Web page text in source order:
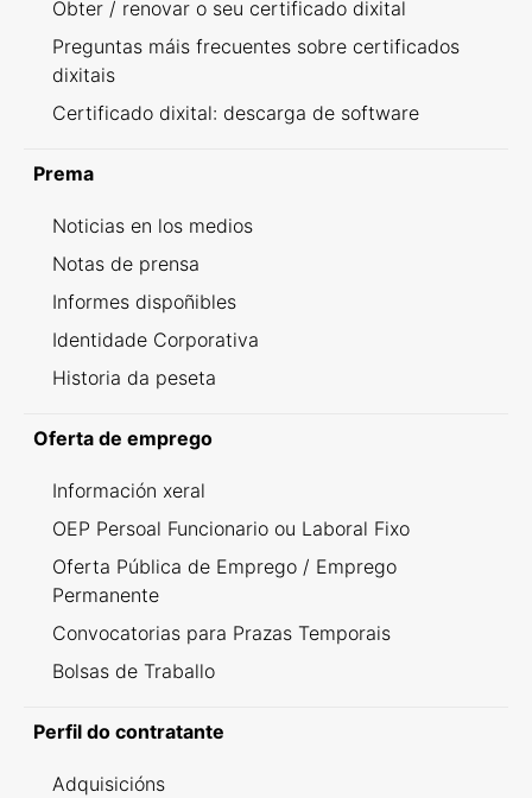
Obter / renovar o seu certificado dixital
Preguntas máis frecuentes sobre certificados
dixitais
Certificado dixital: descarga de software
Prema
Noticias en los medios
Notas de prensa
Informes dispoñibles
Identidade Corporativa
Historia da peseta
Oferta de emprego
Información xeral
OEP Persoal Funcionario ou Laboral Fixo
Oferta Pública de Emprego / Emprego
Permanente
Convocatorias para Prazas Temporais
Bolsas de Traballo
Perfil do contratante
Adquisicións